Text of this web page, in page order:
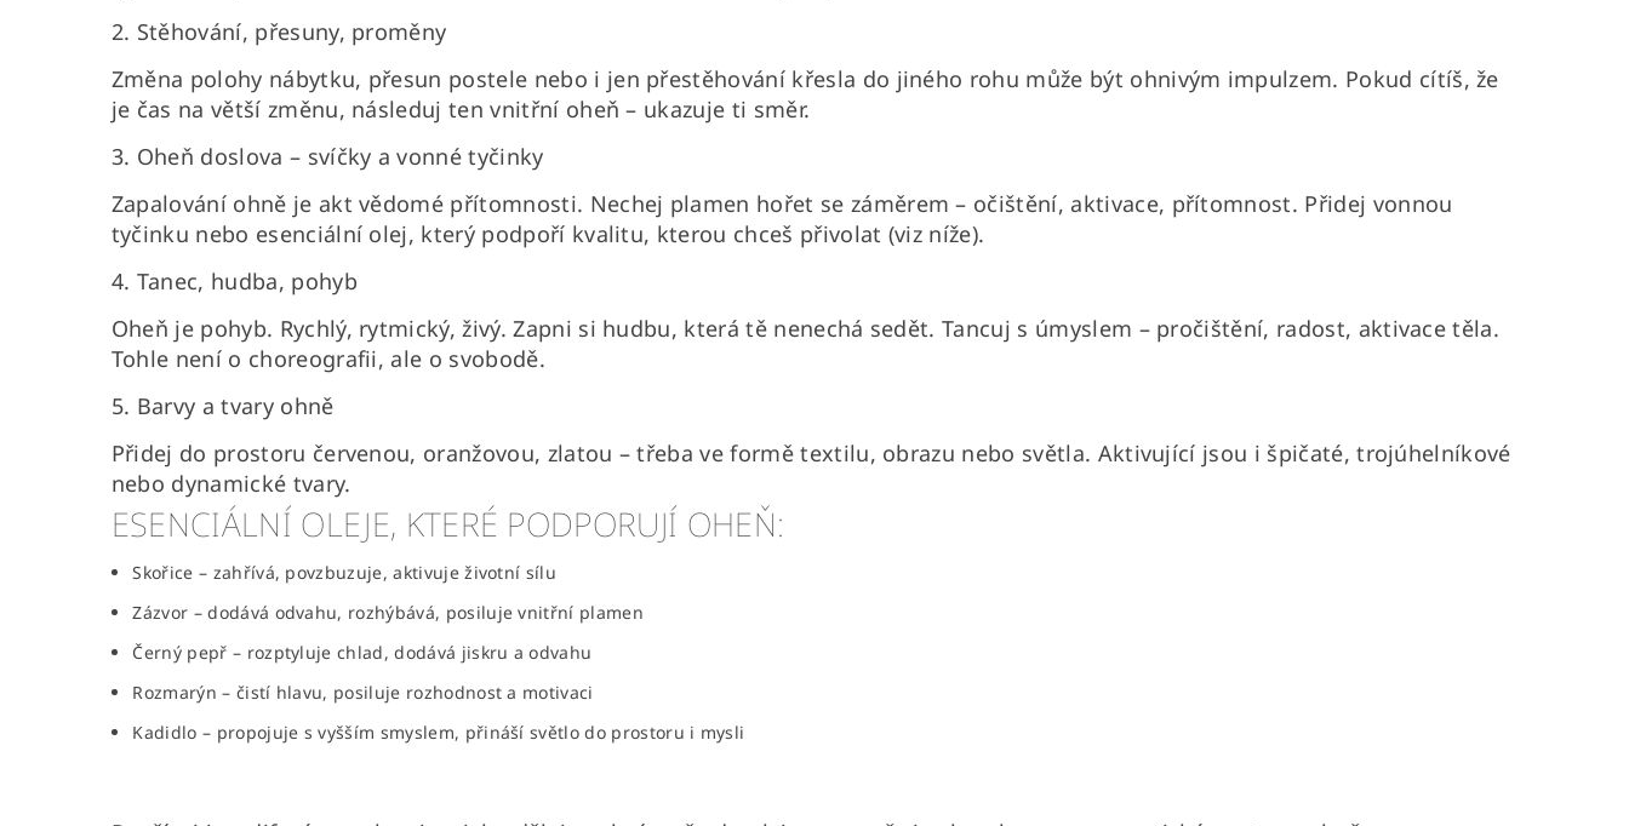
2. Stěhování, přesuny, proměny
Změna polohy nábytku, přesun postele nebo i jen přestěhování křesla do jiného rohu může být ohnivým impulzem. Pokud cítíš, že
je čas na větší změnu, následuj ten vnitřní oheň – ukazuje ti směr.
3. Oheň doslova – svíčky a vonné tyčinky
Zapalování ohně je akt vědomé přítomnosti. Nechej plamen hořet se záměrem – očištění, aktivace, přítomnost. Přidej vonnou
tyčinku nebo esenciální olej, který podpoří kvalitu, kterou chceš přivolat (viz níže).
4. Tanec, hudba, pohyb
Oheň je pohyb. Rychlý, rytmický, živý. Zapni si hudbu, která tě nenechá sedět. Tancuj s úmyslem – pročištění, radost, aktivace těla.
Tohle není o choreografii, ale o svobodě.
5. Barvy a tvary ohně
Přidej do prostoru červenou, oranžovou, zlatou – třeba ve formě textilu, obrazu nebo světla. Aktivující jsou i špičaté, trojúhelníkové
nebo dynamické tvary.
ESENCIÁLNÍ OLEJE, KTERÉ PODPORUJÍ OHEŇ:
Skořice – zahřívá, povzbuzuje, aktivuje životní sílu
Zázvor – dodává odvahu, rozhýbává, posiluje vnitřní plamen
Černý pepř – rozptyluje chlad, dodává jiskru a odvahu
Rozmarýn – čistí hlavu, posiluje rozhodnost a motivaci
Kadidlo – propojuje s vyšším smyslem, přináší světlo do prostoru i mysli